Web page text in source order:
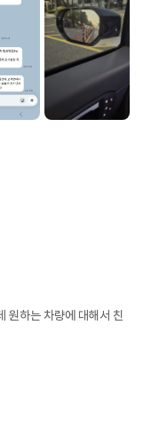
원하는 차량에 대해서 친